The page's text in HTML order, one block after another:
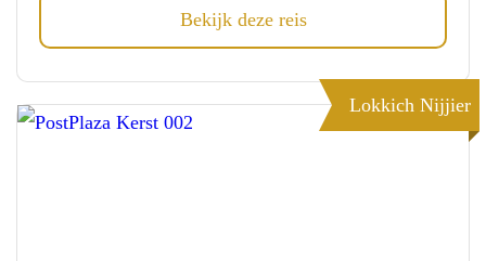
Bekijk deze reis
Lokkich Nijjier